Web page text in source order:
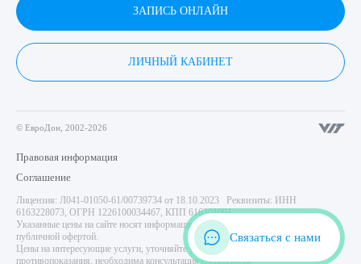
ЗАПИСЬ ОНЛАЙН
ЛИЧНЫЙ КАБИНЕТ
© ЕвроДон, 2002-2026
Правовая информация
Соглашение
Лицензия: Л041-01050-61/00739734 от 18.10.2023 Реквизиты: ИНН
6163228073, ОГРН 1226100034467, КПП 616301001
Указанные цены на сайте носят информационный характер и не являются
публичной офертой.
Цены на интересующие услуги, уточняйте у администратора центра. Имеются
противопоказания, необходима консультация специалиста.
Связаться с нами